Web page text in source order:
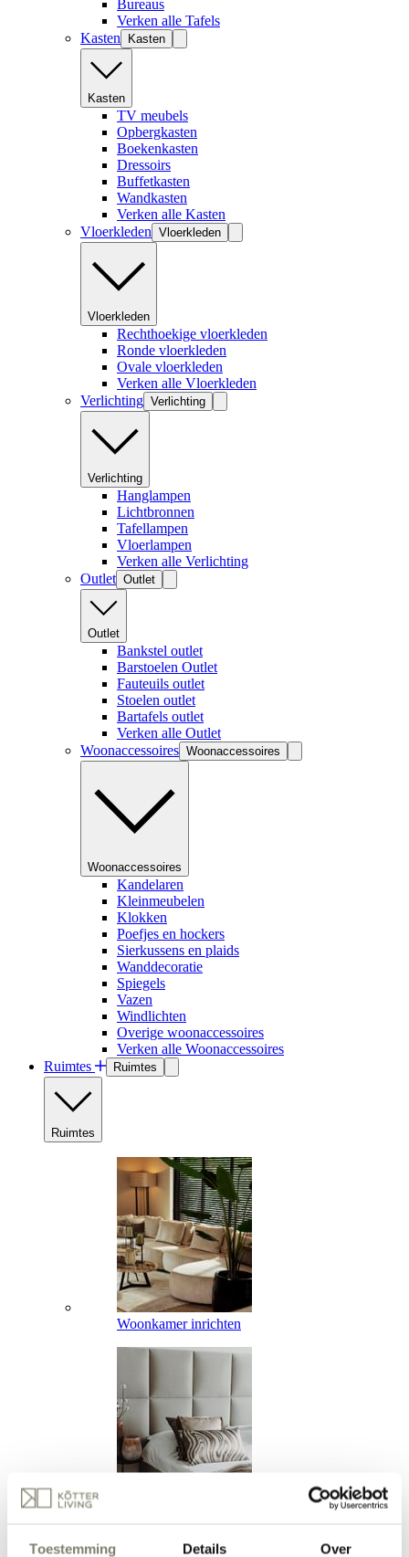
Toestemming Details Over
Bureaus
Verken alle Tafels
Kasten
Kasten
Kasten
TV meubels
Opbergkasten
Boekenkasten
Dressoirs
Buffetkasten
Wandkasten
Verken alle Kasten
Vloerkleden Vloerkleden
Vloerkleden
Rechthoekige vloerkleden
Ronde vloerkleden
Ovale vloerkleden
Verken alle Vloerkleden
Verlichting Verlichting
Verlichting
Hanglampen
Lichtbronnen
Tafellampen
Vloerlampen
Verken alle Verlichting
Outlet Outlet
Outlet
Bankstel outlet
Barstoelen Outlet
Fauteuils outlet
Stoelen outlet
Bartafels outlet
Verken alle Outlet
Woonaccessoires Woonaccessoires
Woonaccessoires
Kandelaren
Kleinmeubelen
Klokken
Poefjes en hockers
Sierkussens en plaids
Wanddecoratie
Spiegels
Vazen
Windlichten
Overige woonaccessoires
Verken alle Woonaccessoires
Ruimtes
Ruimtes
Ruimtes
Woonkamer inrichten